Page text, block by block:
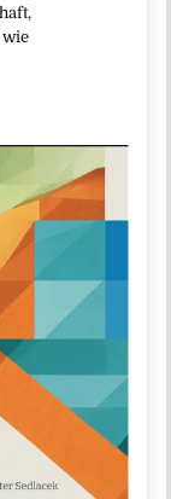
wie